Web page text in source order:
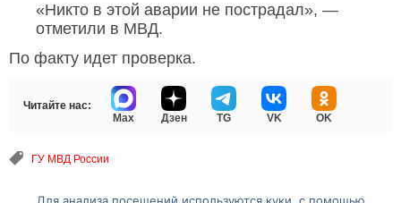
«Никто в этой аварии не пострадал», —
отметили в МВД.
По факту идет проверка.
Читайте нас:
Max
Дзен TG VK OK
ГУ МВД России